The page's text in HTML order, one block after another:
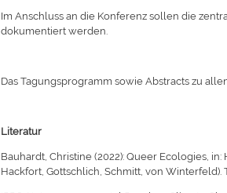
Im Anschluss an die Konferenz sollen die
dokumentiert werden.
Das Tagungsprogramm sowie Abstracts zu
Literatur
Bauhardt, Christine (2022): Queer Ecologies,
Hackfort, Gottschlich, Schmitt, von Winterfeld).